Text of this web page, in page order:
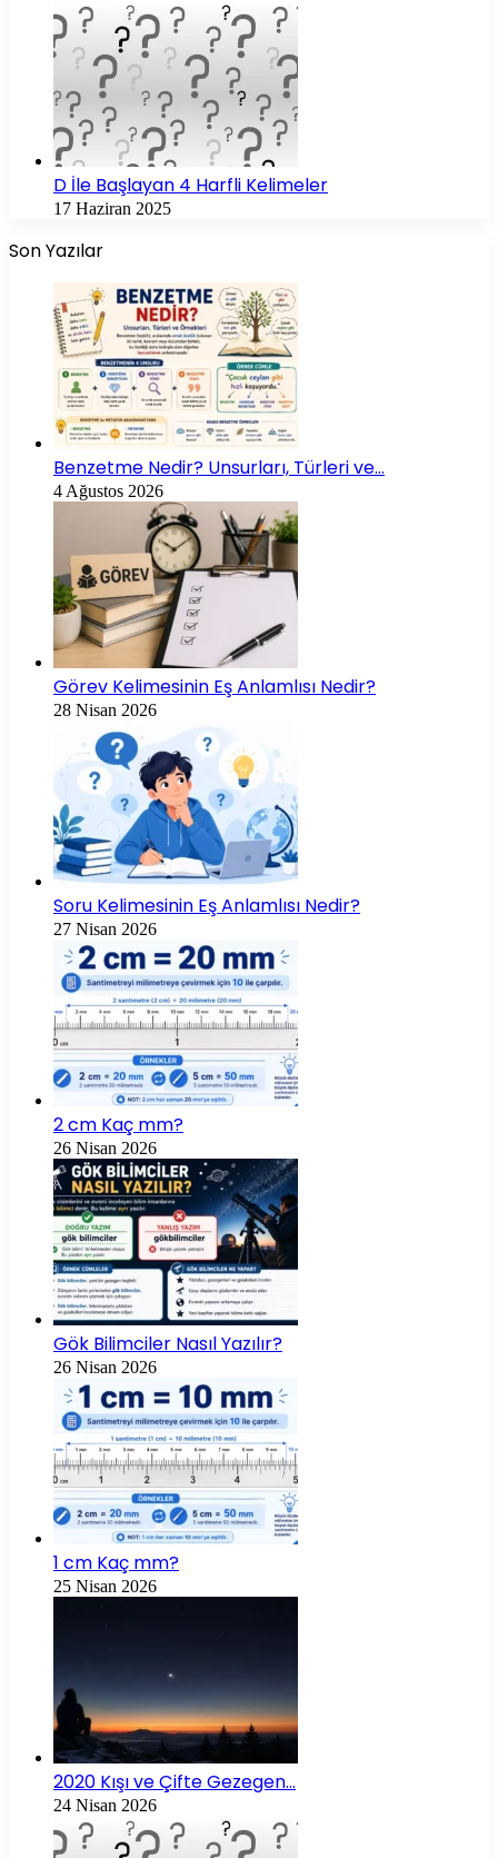
D İle Başlayan 4 Harfli Kelimeler
17 Haziran 2025
Son Yazılar
Benzetme Nedir? Unsurları, Türleri ve…
4 Ağustos 2026
Görev Kelimesinin Eş Anlamlısı Nedir?
28 Nisan 2026
Soru Kelimesinin Eş Anlamlısı Nedir?
27 Nisan 2026
2 cm Kaç mm?
26 Nisan 2026
Gök Bilimciler Nasıl Yazılır?
26 Nisan 2026
1 cm Kaç mm?
25 Nisan 2026
2020 Kışı ve Çifte Gezegen…
24 Nisan 2026